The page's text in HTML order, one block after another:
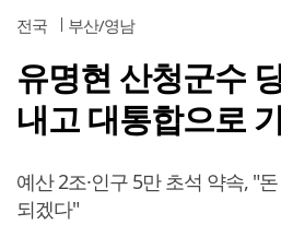
전국 부산/영남
유명현 산청군수
내고 대통합으로
예산 2조·인구 5만 초석 약속, "
되겠다"